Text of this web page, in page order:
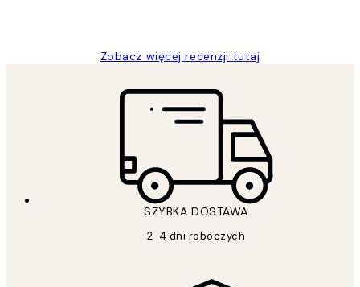
Zobacz więcej recenzji tutaj
SZYBKA DOSTAWA
2-4 dni roboczych